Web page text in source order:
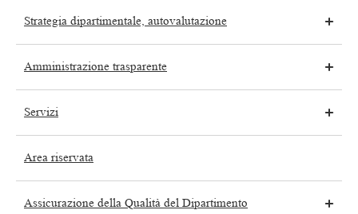
Strategia dipartimentale, autovalutazione
Amministrazione trasparente
Servizi
Area riservata
Assicurazione della Qualità del Dipartimento